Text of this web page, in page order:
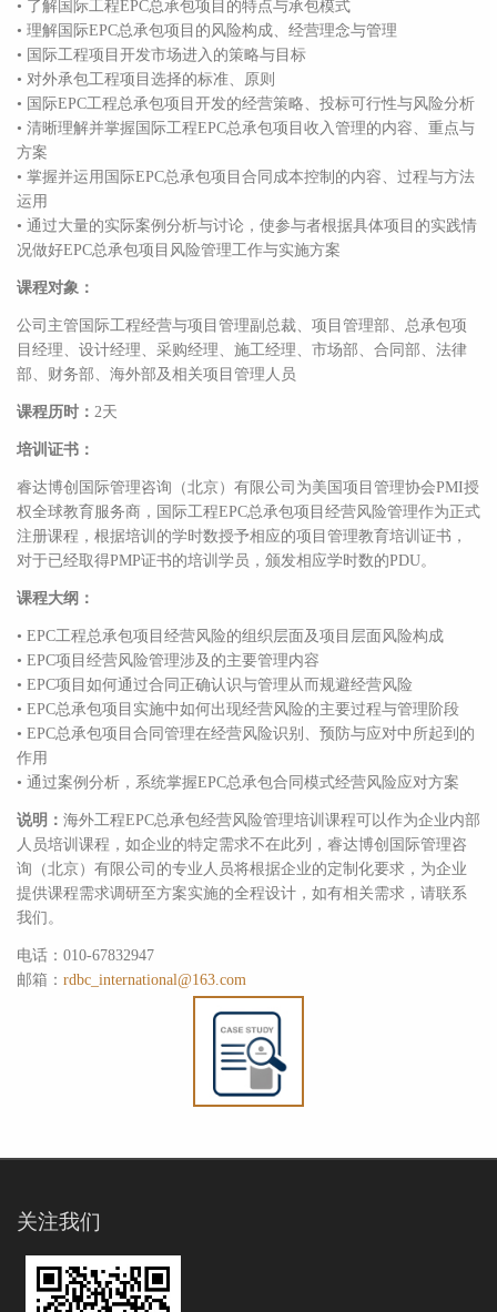
• 了解国际工程EPC总承包项目的特点与承包模式
• 理解国际EPC总承包项目的风险构成、经营理念与管理
• 国际工程项目开发市场进入的策略与目标
• 对外承包工程项目选择的标准、原则
• 国际EPC工程总承包项目开发的经营策略、投标可行性与风险分析
• 清晰理解并掌握国际工程EPC总承包项目收入管理的内容、重点与
方案
• 掌握并运用国际EPC总承包项目合同成本控制的内容、过程与方法
运用
• 通过大量的实际案例分析与讨论，使参与者根据具体项目的实践情
况做好EPC总承包项目风险管理工作与实施方案
课程对象：
公司主管国际工程经营与项目管理副总裁、项目管理部、总承包项
目经理、设计经理、采购经理、施工经理、市场部、合同部、法律
部、财务部、海外部及相关项目管理人员
课程历时： 2天
培训证书：
睿达博创国际管理咨询（北京）有限公司为美国项目管理协会PMI授
权全球教育服务商，国际工程EPC总承包项目经营风险管理作为正式
注册课程，根据培训的学时数授予相应的项目管理教育培训证书，
对于已经取得PMP证书的培训学员，颁发相应学时数的PDU。
课程大纲：
• EPC工程总承包项目经营风险的组织层面及项目层面风险构成
• EPC项目经营风险管理涉及的主要管理内容
• EPC项目如何通过合同正确认识与管理从而规避经营风险
• EPC总承包项目实施中如何出现经营风险的主要过程与管理阶段
• EPC总承包项目合同管理在经营风险识别、预防与应对中所起到的
作用
• 通过案例分析，系统掌握EPC总承包合同模式经营风险应对方案
说明： 海外工程EPC总承包经营风险管理培训课程可以作为企业内部
人员培训课程，如企业的特定需求不在此列，睿达博创国际管理咨
询（北京）有限公司的专业人员将根据企业的定制化要求，为企业
提供课程需求调研至方案实施的全程设计，如有相关需求，请联系
我们。
电话：010-67832947
邮箱： rdbc_international@163.com
关注我们